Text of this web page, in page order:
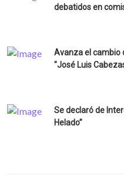
debatidos en
Avanza el cambio
"José Luis
Se declaró de
Helado”